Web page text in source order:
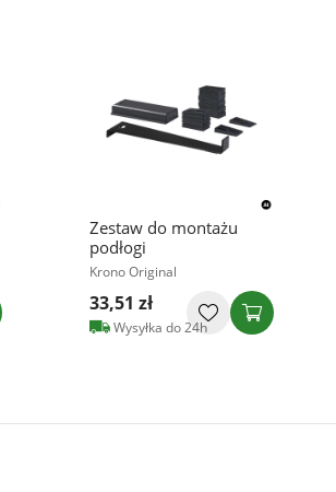
Zestaw do montażu
podłogi
Krono Original
33,51 zł
Wysyłka do 24h